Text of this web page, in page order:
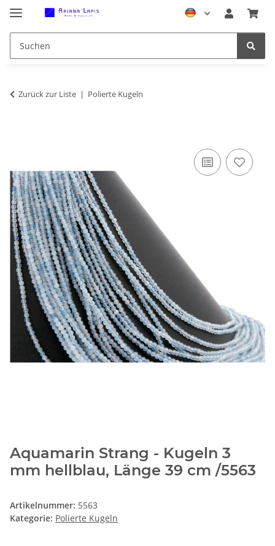
Zurück zur Liste Polierte Kugeln
Aquamarin Strang - Kugeln 3
mm hellblau, Länge 39 cm /5563
Artikelnummer: 5563
Kategorie: Polierte Kugeln